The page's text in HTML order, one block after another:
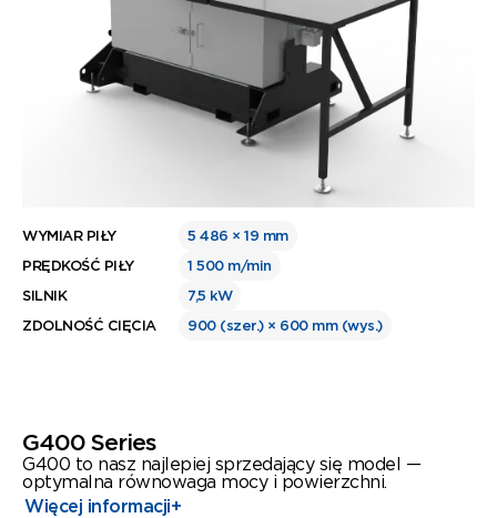
WYMIAR PIŁY
5 486 × 19 mm
PRĘDKOŚĆ PIŁY
1 500 m/min
SILNIK
7,5 kW
ZDOLNOŚĆ CIĘCIA
900 (szer.) × 600 mm (wys.)
G400 Series
G400 to nasz najlepiej sprzedający się model —
optymalna równowaga mocy i powierzchni.
Więcej informacji+